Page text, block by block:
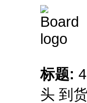
标题:
头 到